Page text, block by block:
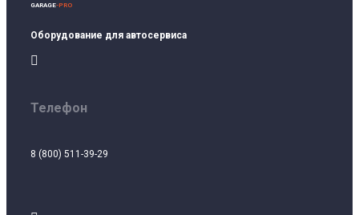
GARAGE-PRO
Оборудование для автосервиса

Телефон
8 (800) 511-39-29